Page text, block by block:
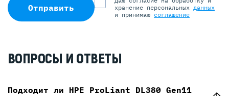
Отправить
хранение персональных данных
и принимаю соглашение
ВОПРОСЫ И ОТВЕТЫ
Подходит ли HPE ProLiant DL380 Gen11